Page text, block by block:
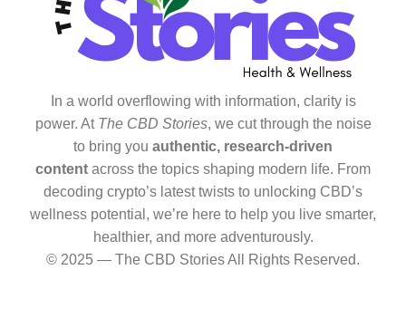
In a world overflowing with information, clarity is
power. At The CBD Stories, we cut through the noise
to bring you authentic, research-driven
content across the topics shaping modern life. From
decoding crypto’s latest twists to unlocking CBD’s
wellness potential, we’re here to help you live smarter,
healthier, and more adventurously.
© 2025 — The CBD Stories All Rights Reserved.